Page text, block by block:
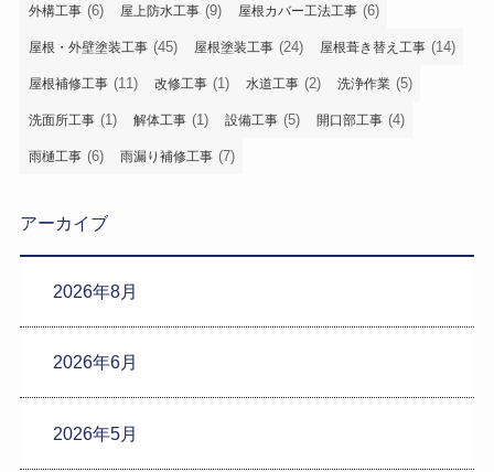
外構工事 (6) 屋上防水工事 (9) 屋根カバー工法工事 (6)
屋根・外壁塗装工事 (45) 屋根塗装工事 (24) 屋根葺き替え工事 (14)
屋根補修工事 (11) 改修工事 (1) 水道工事 (2) 洗浄作業 (5)
洗面所工事 (1) 解体工事 (1) 設備工事 (5) 開口部工事 (4)
雨樋工事 (6) 雨漏り補修工事 (7)
アーカイブ
2026年8月
2026年6月
2026年5月